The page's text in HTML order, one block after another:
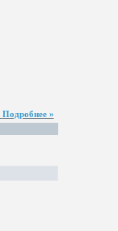
Подробнее »